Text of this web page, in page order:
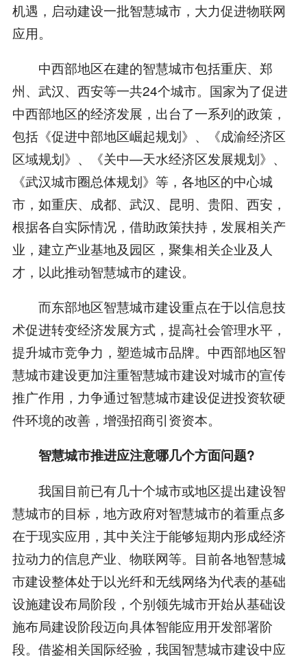
机遇，启动建设一批智慧城市，大力促进物联网
应用。
中西部地区在建的智慧城市包括重庆、郑
州、武汉、西安等一共24个城市。国家为了促进
中西部地区的经济发展，出台了一系列的政策，
包括《促进中部地区崛起规划》、《成渝经济区
区域规划》、《关中—天水经济区发展规划》、
《武汉城市圈总体规划》等，各地区的中心城
市，如重庆、成都、武汉、昆明、贵阳、西安，
根据各自实际情况，借助政策扶持，发展相关产
业，建立产业基地及园区，聚集相关企业及人
才，以此推动智慧城市的建设。
而东部地区智慧城市建设重点在于以信息技
术促进转变经济发展方式，提高社会管理水平，
提升城市竞争力，塑造城市品牌。中西部地区智
慧城市建设更加注重智慧城市建设对城市的宣传
推广作用，力争通过智慧城市建设促进投资软硬
件环境的改善，增强招商引资资本。
智慧城市推进应注意哪几个方面问题?
我国目前已有几十个城市或地区提出建设智
慧城市的目标，地方政府对智慧城市的着重点多
在于现实应用，其中关注于能够短期内形成经济
拉动力的信息产业、物联网等。目前各地智慧城
市建设整体处于以光纤和无线网络为代表的基础
设施建设布局阶段，个别领先城市开始从基础设
施布局建设阶段迈向具体智能应用开发部署阶
段。借鉴相关国际经验，我国智慧城市建设中应